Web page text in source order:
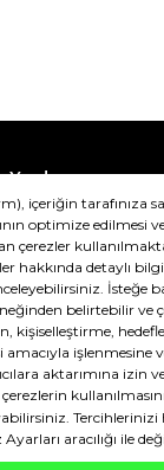
Yardım
Teslimat
Şartlar &
Hakkımızda
2026. Tüm hakları